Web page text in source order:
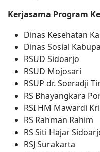
Kerjasama Program
Dinas Kesehatan
Dinas Sosial
RSUD Sidoarjo
RSUD Mojosari
RSUP dr. Soeradji
RS Bhayangkara
RSI HM Mawardi
RS Rahman Rahim
RS Siti Hajar
RSJ Surakarta